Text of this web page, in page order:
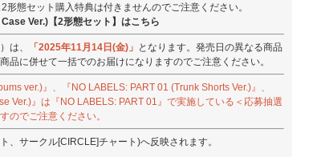
態セット購入特典は付きませんのでご注意ください。
Ver.)【2形態セット】はこちら
は、 「2025年11月14日(金)」 となります。発売日の異なる商品
品に併せて一括でのお届けになりますのでご注意ください。
ver.)』、『NO LABELS: PART 01 (Trunk Shorts Ver.)』、
Ver.)』は『NO LABELS: PART 01』で実施している＜応募抽選
のでご注意ください。
サークル[CIRCLE]チャート)へ反映されます。